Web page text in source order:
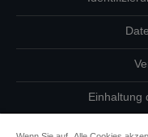
Einhaltung